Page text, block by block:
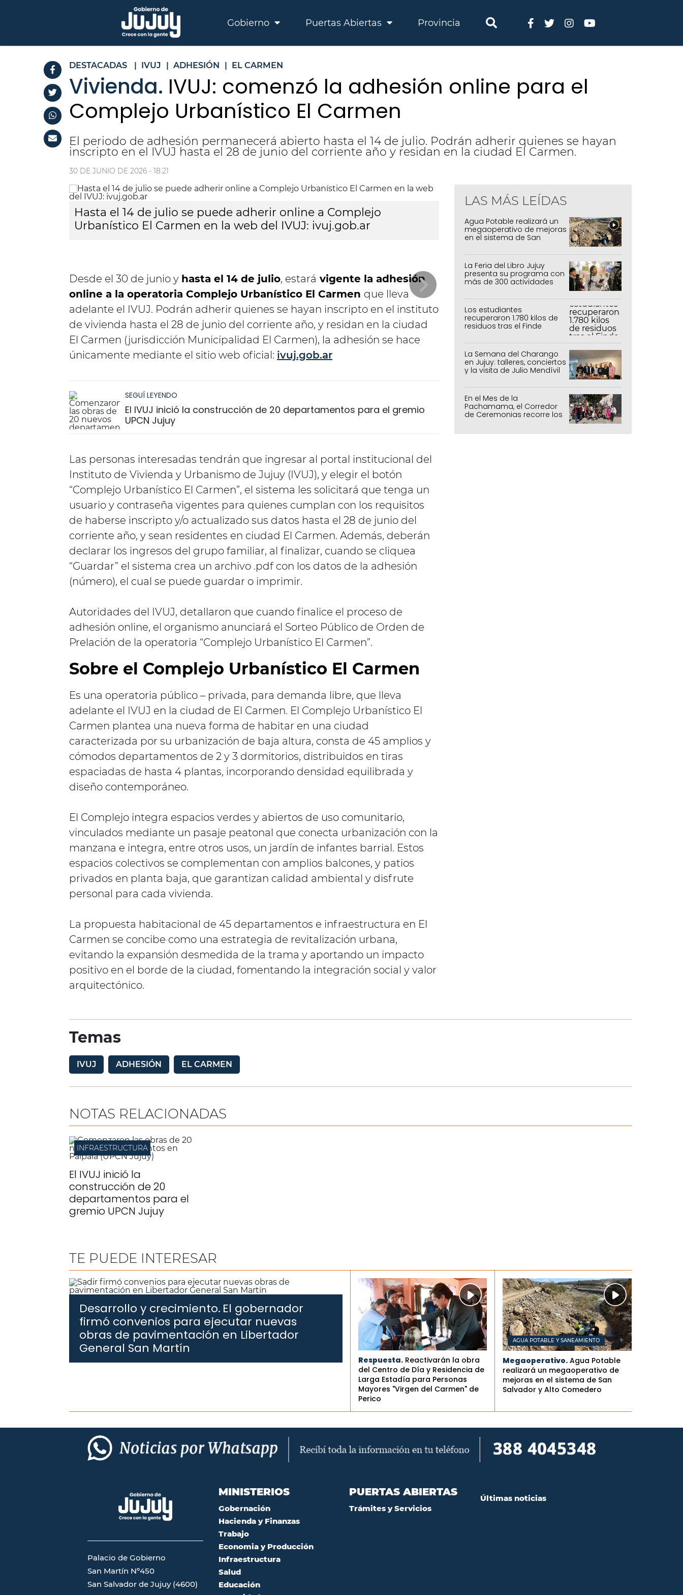
Gobierno Puertas Abiertas Provincia
DESTACADAS | IVUJ | ADHESIÓN | EL CARMEN
Vivienda. IVUJ: comenzó la adhesión online para el
Complejo Urbanístico El Carmen
El periodo de adhesión permanecerá abierto hasta el 14 de julio. Podrán adherir quienes se hayan
inscripto en el IVUJ hasta el 28 de junio del corriente año y residan en la ciudad El Carmen.
30 DE JUNIO DE 2026 - 18:21
Hasta el 14 de julio se puede adherir online a Complejo
Urbanístico El Carmen en la web del IVUJ: ivuj.gob.ar
Se construirán 45 nuevos departamentos
Desde el 30 de junio y hasta el 14 de julio, estará vigente la adhesión
online a la operatoria Complejo Urbanístico El Carmen que lleva
adelante el IVUJ. Podrán adherir quienes se hayan inscripto en el instituto
de vivienda hasta el 28 de junio del corriente año, y residan en la ciudad
El Carmen (jurisdicción Municipalidad El Carmen), la adhesión se hace
únicamente mediante el sitio web oficial: ivuj.gob.ar
SEGUÍ LEYENDO
El IVUJ inició la construcción de 20 departamentos para el gremio
UPCN Jujuy
Las personas interesadas tendrán que ingresar al portal institucional del
Instituto de Vivienda y Urbanismo de Jujuy (IVUJ), y elegir el botón
“Complejo Urbanístico El Carmen”, el sistema les solicitará que tenga un
usuario y contraseña vigentes para quienes cumplan con los requisitos
de haberse inscripto y/o actualizado sus datos hasta el 28 de junio del
corriente año, y sean residentes en ciudad El Carmen. Además, deberán
declarar los ingresos del grupo familiar, al finalizar, cuando se cliquea
“Guardar” el sistema crea un archivo .pdf con los datos de la adhesión
(número), el cual se puede guardar o imprimir.
Autoridades del IVUJ, detallaron que cuando finalice el proceso de
adhesión online, el organismo anunciará el Sorteo Público de Orden de
Prelación de la operatoria “Complejo Urbanístico El Carmen”.
Sobre el Complejo Urbanístico El Carmen
Es una operatoria público – privada, para demanda libre, que lleva
adelante el IVUJ en la ciudad de El Carmen. El Complejo Urbanístico El
Carmen plantea una nueva forma de habitar en una ciudad
caracterizada por su urbanización de baja altura, consta de 45 amplios y
cómodos departamentos de 2 y 3 dormitorios, distribuidos en tiras
espaciadas de hasta 4 plantas, incorporando densidad equilibrada y
diseño contemporáneo.
El Complejo integra espacios verdes y abiertos de uso comunitario,
vinculados mediante un pasaje peatonal que conecta urbanización con la
manzana e integra, entre otros usos, un jardín de infantes barrial. Estos
espacios colectivos se complementan con amplios balcones, y patios
privados en planta baja, que garantizan calidad ambiental y disfrute
personal para cada vivienda.
La propuesta habitacional de 45 departamentos e infraestructura en El
Carmen se concibe como una estrategia de revitalización urbana,
evitando la expansión desmedida de la trama y aportando un impacto
positivo en el borde de la ciudad, fomentando la integración social y valor
arquitectónico.
LAS MÁS LEÍDAS
Agua Potable realizará un
megaoperativo de mejoras
en el sistema de San
La Feria del Libro Jujuy
presenta su programa con
más de 300 actividades
Los estudiantes
recuperaron 1.780 kilos de
residuos tras el Finde
La Semana del Charango
en Jujuy: talleres, conciertos
y la visita de Julio Mendívil
En el Mes de la
Pachamama, el Corredor
de Ceremonias recorre los
Temas
IVUJ ADHESIÓN EL CARMEN
NOTAS RELACIONADAS
INFRAESTRUCTURA
El IVUJ inició la
construcción de 20
departamentos para el
gremio UPCN Jujuy
TE PUEDE INTERESAR
Desarrollo y crecimiento. El gobernador
firmó convenios para ejecutar nuevas
obras de pavimentación en Libertador
General San Martín
Respuesta. Reactivarán la obra
del Centro de Día y Residencia de
Larga Estadía para Personas
Mayores "Virgen del Carmen" de
Perico
AGUA POTABLE Y SANEAMIENTO
Megaoperativo. Agua Potable
realizará un megaoperativo de
mejoras en el sistema de San
Salvador y Alto Comedero
Palacio de Gobierno
San Martín Nº450
San Salvador de Jujuy (4600)
MINISTERIOS
Gobernación
Hacienda y Finanzas
Trabajo
Economia y Producción
Infraestructura
Salud
Educación
PUERTAS ABIERTAS
Trámites y Servicios
Últimas noticias